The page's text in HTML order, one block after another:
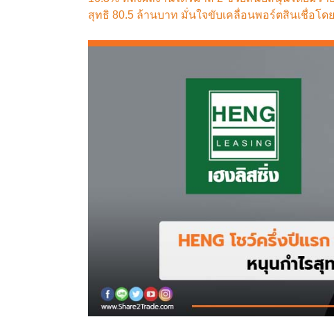
สุทธิ 80.5 ล้านบาท มั่นใจขับเคลื่อนพอร์ตสินเชื่อโด